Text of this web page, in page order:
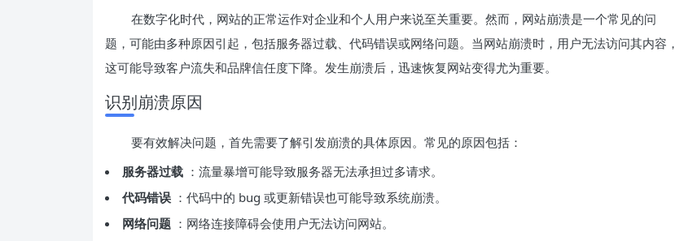
在数字化时代，网站的正常运作对企业和个人用户来说至关重要。然而，网站崩溃是一个常见的问
题，可能由多种原因引起，包括服务器过载、代码错误或网络问题。当网站崩溃时，用户无法访问其内容，
这可能导致客户流失和品牌信任度下降。发生崩溃后，迅速恢复网站变得尤为重要。
识别崩溃原因
要有效解决问题，首先需要了解引发崩溃的具体原因。常见的原因包括：
服务器过载 ：流量暴增可能导致服务器无法承担过多请求。
代码错误 ：代码中的 bug 或更新错误也可能导致系统崩溃。
网络问题 ：网络连接障碍会使用户无法访问网站。